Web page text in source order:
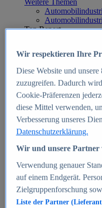
Top Report
E-commerce
Beliebte Statistiken
Aktuelle Statistiken
E-Commerce -
Deutschland
Umsatz von
2010-2025
B2C-E-
Deutschland
Marktanteile
Deutschland
Umsatzstarke
Deutschland
Wir respektieren Ihre
Diese Website und unsere
zuzugreifen. Dadurch
Cookie-Präferenzen
diese Mittel verwenden,
Verbesserung unseres
Datenschutzerklärung.
Wir und unsere Partner
Verwendung genauer
auf einem Endgerät.
Zielgruppenforschung
Liste der Partner